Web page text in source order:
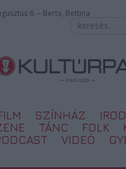
6. – Berta, Bettina
SZÍNHÁZ
TÁNC FOLK
VIDEÓ